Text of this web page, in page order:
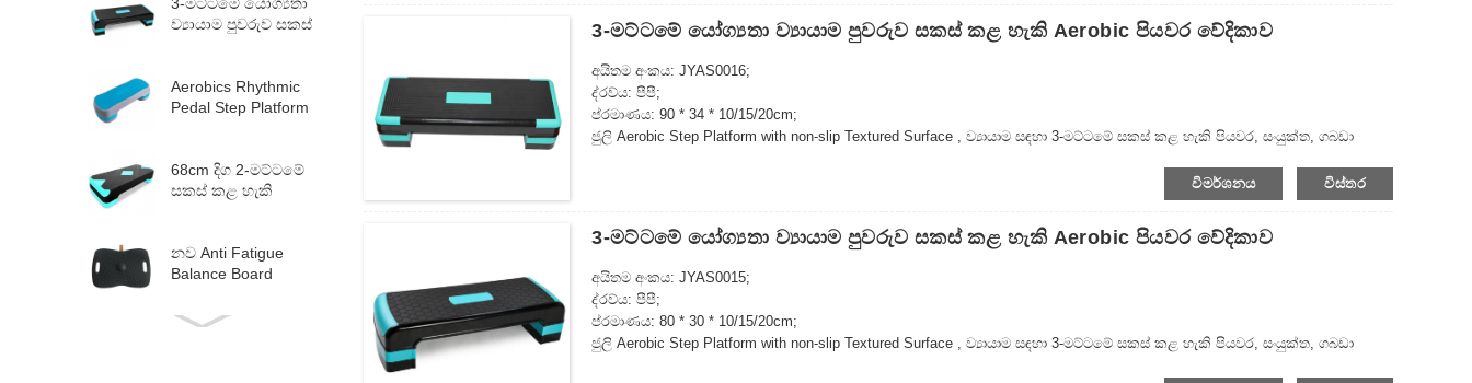
ව්‍යායාම පුවරුව සකස්
Aerobics Rhythmic
Pedal Step Platform
68cm දිග ​​2-මට්ටමේ
සකස් කළ හැකි
නව Anti Fatigue
Balance Board
3-මට්ටමේ යෝග්‍යතා ව්‍යායාම පුවරුව සකස් කළ හැකි Aerobic පියවර වේදිකාව
අයිතම අංකය: JYAS0016;
ද්රව්ය: පීපී;
ප්රමාණය: 90 * 34 * 10/15/20cm;
ජුලි Aerobic Step Platform with non-slip Textured Surface , ව්‍යායාම සඳහා 3-මට්ටමේ සකස් කළ හැකි පියවර, සංයුක්ත, ගබඩා
විමර්ශනය
විස්තර
3-මට්ටමේ යෝග්‍යතා ව්‍යායාම පුවරුව සකස් කළ හැකි Aerobic පියවර වේදිකාව
අයිතම අංකය: JYAS0015;
ද්රව්ය: පීපී;
ප්රමාණය: 80 * 30 * 10/15/20cm;
ජුලි Aerobic Step Platform with non-slip Textured Surface , ව්‍යායාම සඳහා 3-මට්ටමේ සකස් කළ හැකි පියවර, සංයුක්ත, ගබඩා